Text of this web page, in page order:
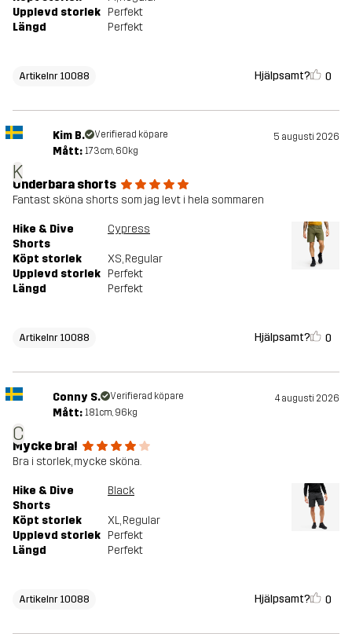
Upplevd storlek Perfekt
Längd
Perfekt
Artikelnr 10088 Hjälpsamt? 0
K
Kim B. Verifierad köpare 5 augusti 2026
Mått: 173cm, 60kg
Underbara shorts
Fantast sköna shorts som jag levt i hela sommaren
Hike & Dive
Shorts
Cypress
Köpt storlek XS, Regular
Upplevd storlek Perfekt
Längd
Perfekt
Artikelnr 10088 Hjälpsamt? 0
C
Conny S. Verifierad köpare 4 augusti 2026
Mått: 181cm, 96kg
Mycke bra!
Bra i storlek, mycke sköna.
Hike & Dive
Shorts
Black
Köpt storlek XL, Regular
Upplevd storlek Perfekt
Längd
Perfekt
Artikelnr 10088 Hjälpsamt? 0